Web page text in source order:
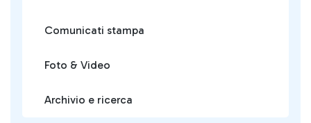
Comunicati stampa
Foto & Video
Archivio e ricerca